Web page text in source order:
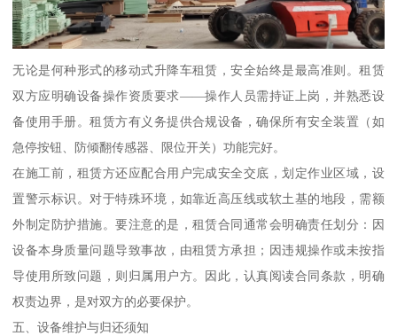
无论是何种形式的移动式升降车租赁，安全始终是最高准则。租赁
双方应明确设备操作资质要求——操作人员需持证上岗，并熟悉设
备使用手册。租赁方有义务提供合规设备，确保所有安全装置（如
急停按钮、防倾翻传感器、限位开关）功能完好。
在施工前，租赁方还应配合用户完成安全交底，划定作业区域，设
置警示标识。对于特殊环境，如靠近高压线或软土基的地段，需额
外制定防护措施。要注意的是，租赁合同通常会明确责任划分：因
设备本身质量问题导致事故，由租赁方承担；因违规操作或未按指
导使用所致问题，则归属用户方。因此，认真阅读合同条款，明确
权责边界，是对双方的必要保护。
五、设备维护与归还须知